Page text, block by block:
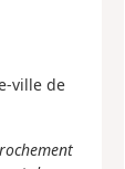
ville de